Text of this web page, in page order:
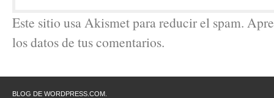
Este sitio usa Akismet para reducir el spam.
los datos de tus comentarios.
BLOG DE WORDPRESS.COM.